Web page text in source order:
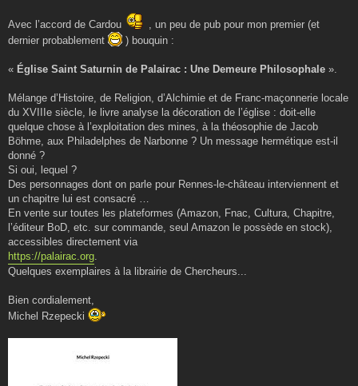
e
Avec l’accord de Cardou
, un peu de pub pour mon premier (et
dernier probablement
) bouquin :
« Église Saint Saturnin de Palairac : Une Demeure Philosophale ».
Mélange d’Histoire, de Religion, d’Alchimie et de Franc-maçonnerie locale
du XVIIIe siècle, le livre analyse la décoration de l’église : doit-elle
quelque chose à l’exploitation des mines, à la théosophie de Jacob
Böhme, aux Philadelphes de Narbonne ? Un message hermétique est-il
donné ?
Si oui, lequel ?
Des personnages dont on parle pour Rennes-le-château interviennent et
un chapitre lui est consacré …
En vente sur toutes les plateformes (Amazon, Fnac, Cultura, Chapitre,
l’éditeur BoD, etc. sur commande, seul Amazon le possède en stock),
accessibles directement via
https://palairac.org.
Quelques exemplaires à la librairie de Chercheurs...
Bien cordialement,
Michel Rzepecki